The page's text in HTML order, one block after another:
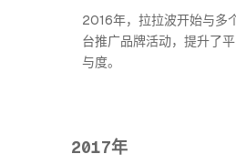
2016年，拉拉波开始与多
台推广品牌活动，提升了
与度。
2017年